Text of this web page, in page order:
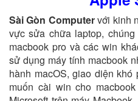
Sài Gòn Computervới kinh
vực sửa chữa laptop,
macbook pro và các win
sử dụng máy tính macbook
hành macOS, giao diện
muốn cài win cho